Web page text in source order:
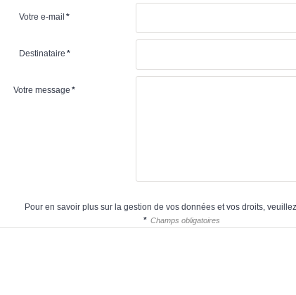
Votre e-mail *
Destinataire *
Votre message *
Pour en savoir plus sur la gestion de vos données et vos droits,
* Champs obligatoires